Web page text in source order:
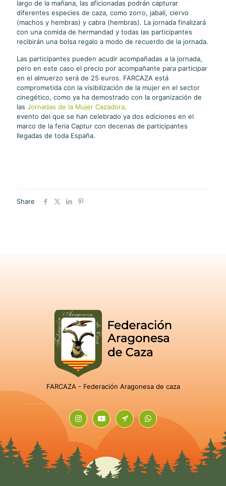
largo de la mañana, las aficionadas podrán capturar
diferentes especies de caza, como zorro, jabalí, ciervo
(machos y hembras) y cabra (hembras). La jornada finalizará
con una comida de hermandad y todas las participantes
recibirán una bolsa regalo a modo de recuerdo de la jornada.
Las participantes pueden acudir acompañadas a la jornada,
pero en este caso el precio por acompañante para participar
en el almuerzo será de 25 euros. FARCAZA está
comprometida con la visibilización de la mujer en el sector
cinegético, como ya ha demostrado con la organización de
las Jornadas de la Mujer Cazadora,
evento del que se han celebrado ya dos ediciones en el
marco de la feria Captur con decenas de participantes
llegadas de toda España.
Share
FARCAZA - Federación Aragonesa de caza